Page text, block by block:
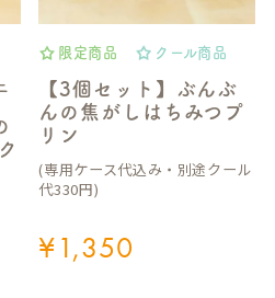
限定商品 クール商品
【3個セット】ぶんぶ
んの焦がしはちみつプ
リン
(専用ケース代込み・別途クール
代330円)
¥1,350